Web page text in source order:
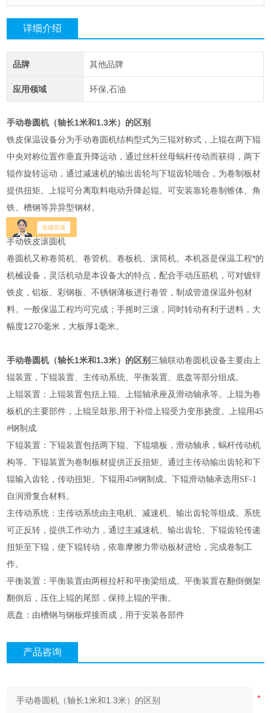
详细介绍
品牌 其他品牌
应用领域 环保,石油
手动卷圆机（轴长1米和1.3米）的区别
铁皮保温设备分为手动卷圆机结构型式为三辊对称式，上辊在两下辊
中央对称位置作垂直升降运动，通过丝杆丝母蜗杆传动而获得，两下
辊作旋转运动，通过减速机的输出齿轮与下辊齿轮啮合，为卷制板材
提供扭矩。上辊可分离取料电动升降起辊。可安装靠轮卷制锥体、角
铁、槽钢等异异型钢材。
手动铁皮滚圆机
卷圆机又称卷筒机、卷管机、卷板机、滚筒机。本机器是保温工程*的
机械设备，灵活机动是本设备大的特点，配合手动压筋机，可对镀锌
铁皮，铝板、彩钢板、不锈钢薄板进行卷管，制成管道保温外包材
料。一般保温工程均可完成；手摇时三滚，同时转动有利于进料，大
幅度1270毫米，大板厚1毫米。
手动卷圆机（轴长1米和1.3米）的区别 三轴联动卷圆机设备主要由上
辊装置，下辊装置、主传动系统、平衡装置、底盘等部分组成。
上辊装置：上辊装置包括上辊、上辊轴承座及滑动轴承等。上辊为卷
板机的主要部件，上辊呈鼓形,用于补偿上辊受力变形挠度。上辊用45
#钢制成.
下辊装置：下辊装置包括两下辊、下辊墙板，滑动轴承，蜗杆传动机
构等。下辊装置为卷制板材提供正反扭矩。通过主传动输出齿轮和下
辊输入齿轮，传动扭矩。下辊用45#钢制成。下辊滑动轴承选用SF-1
自润滑复合材料。
主传动系统：主传动系统由主电机、减速机、输出齿轮等组成。系统
可正反转，提供工作动力，通过主减速机、输出齿轮、下辊齿轮传递
扭矩至下辊，使下辊转动，依靠摩擦力带动板材进给，完成卷制工
作。
平衡装置：平衡装置由两根拉杆和平衡梁组成。平衡装置在翻倒侧架
翻倒后，压住上辊的尾部，保持上辊的平衡。
底盘：由槽钢与钢板焊接而成，用于安装各部件
产品咨询